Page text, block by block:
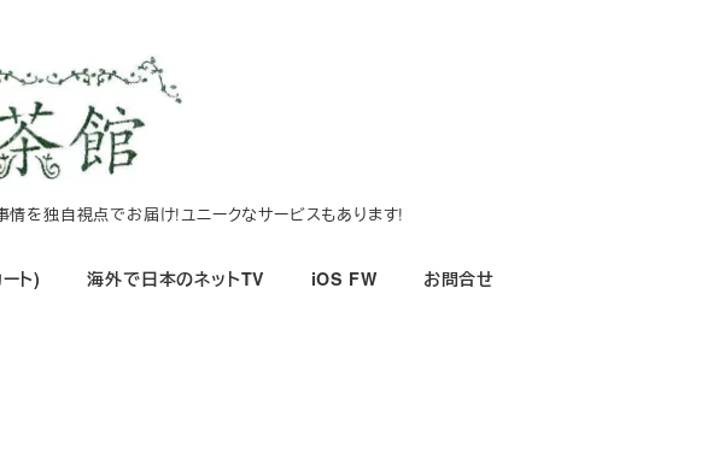
情を独自視点でお届け!ユニークなサービスもあります!
ト) 海外で日本のネットTV iOS FW お問合せ